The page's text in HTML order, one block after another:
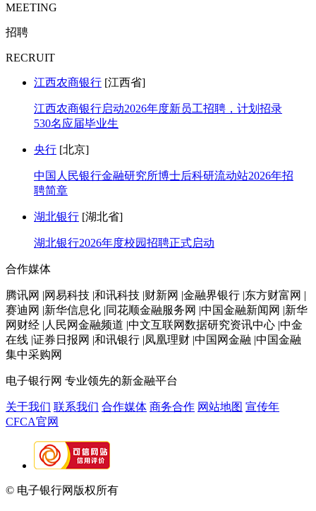
MEETING
招聘
RECRUIT
江西农商银行 [江西省]
江西农商银行启动2026年度新员工招聘，计划招录
530名应届毕业生
央行 [北京]
中国人民银行金融研究所博士后科研流动站2026年招
聘简章
湖北银行 [湖北省]
湖北银行2026年度校园招聘正式启动
合作媒体
腾讯网 |网易科技 |和讯科技 |财新网 |金融界银行 |东方财富网 |
赛迪网 |新华信息化 |同花顺金融服务网 |中国金融新闻网 |新华
网财经 |人民网金融频道 |中文互联网数据研究资讯中心 |中金
在线 |证券日报网 |和讯银行 |凤凰理财 |中国网金融 |中国金融
集中采购网
电子银行网 专业领先的新金融平台
关于我们 联系我们 合作媒体 商务合作 网站地图 宣传年
CFCA官网
© 电子银行网版权所有